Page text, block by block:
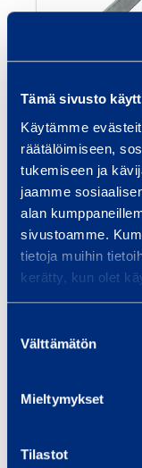
Tämä sivusto
Käytämme
räätälöimiseen,
tukemiseen ja
jaamme
alan
sivustoamme.
tietoja muihin
kerätty, kun olet
valinta
Välttämätön
Mieltymykset
Tilastot
0,66 € /
Services